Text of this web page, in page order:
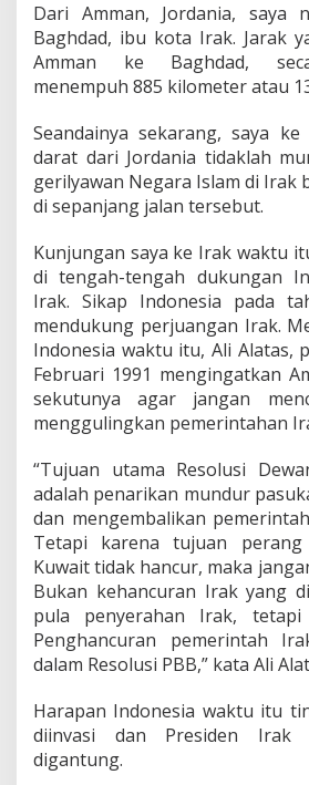
Dari Amman, Jordania, saya
Baghdad, ibu kota Irak. Jarak
Amman ke Baghdad,
menempuh 885 kilometer atau
Seandainya sekarang, saya
darat dari Jordania tidaklah
gerilyawan Negara Islam di Irak
di sepanjang jalan tersebut.
Kunjungan saya ke Irak waktu
di tengah-tengah dukungan
Irak. Sikap Indonesia pada
mendukung perjuangan Irak.
Indonesia waktu itu, Ali Alatas,
Februari 1991 mengingatkan
sekutunya agar jangan
menggulingkan pemerintahan
“Tujuan utama Resolusi
adalah penarikan mundur
dan mengembalikan
Tetapi karena tujuan perang
Kuwait tidak hancur, maka
Bukan kehancuran Irak yang
pula penyerahan Irak,
Penghancuran pemerintah
dalam Resolusi PBB,” kata Ali
Harapan Indonesia waktu itu
diinvasi dan Presiden Irak
digantung.